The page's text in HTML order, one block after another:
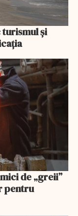
și
de „greii”
pentru